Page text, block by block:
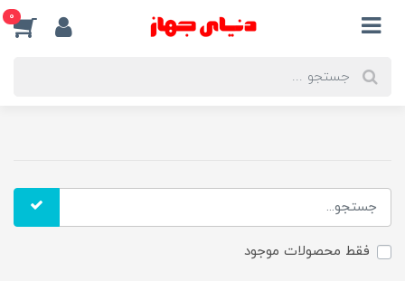
0
فقط محصولات موجود